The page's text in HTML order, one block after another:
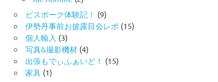
ビスポーク体験記！ (9)
伊勢丹事前お披露目会レポ (15)
個人輸入 (3)
写真&撮影機材(4)
出張もでぃふぁいど！ (15)
家具(1)